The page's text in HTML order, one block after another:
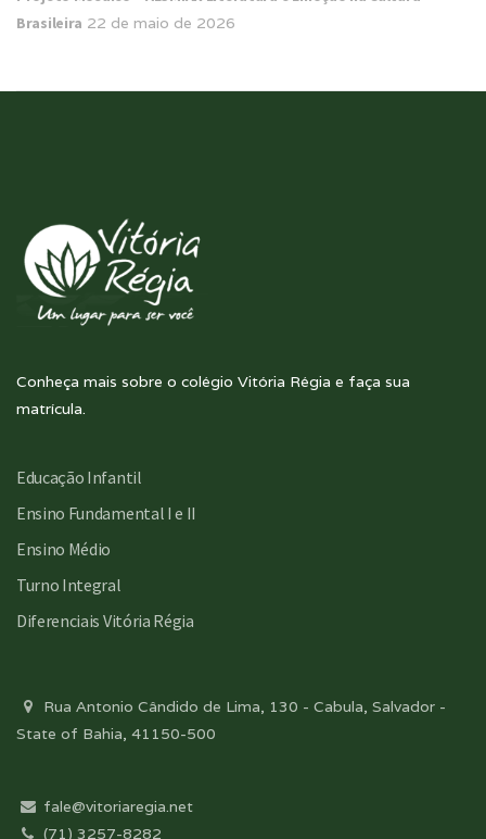
Brasileira 22 de maio de 2026
Conheça mais sobre o colégio Vitória Régia e faça sua
matrícula.
Educação Infantil
Ensino Fundamental I e II
Ensino Médio
Turno Integral
Diferenciais Vitória Régia
Rua Antonio Cândido de Lima, 130 - Cabula, Salvador -
State of Bahia, 41150-500
fale@vitoriaregia.net
(71) 3257-8282